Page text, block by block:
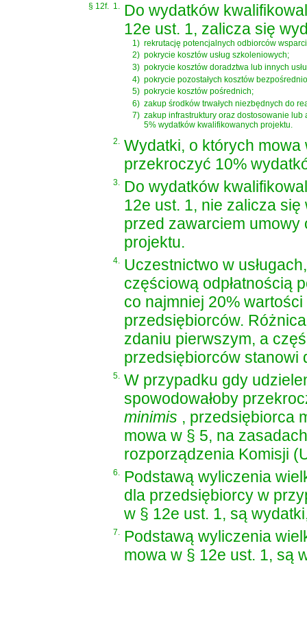
§ 12f. 1.
Do wydatków
12e ust. 1, zalicza się
1) rekrutację potencjalnych odbiorców
2) pokrycie kosztów usług szkoleniowych;
3) pokrycie kosztów doradztwa lub innych
4) pokrycie pozostałych kosztów
5) pokrycie kosztów pośrednich;
6) zakup środków trwałych niezbędnych do
7) zakup infrastruktury oraz dostosowanie
5% wydatków kwalifikowanych projektu.
2. Wydatki, o których mowa
przekroczyć 10%
3. Do wydatków
12e ust. 1, nie zalicza
przed zawarciem
projektu.
4. Uczestnictwo w
częściową odpłatnością
co najmniej 20%
przedsiębiorców.
zdaniu pierwszym, a
przedsiębiorców
5. W przypadku gdy
spowodowałoby
minimis , przedsiębiorca
mowa w § 5, na
rozporządzenia Komisji
6. Podstawą wyliczenia
dla przedsiębiorcy w
w § 12e ust. 1, są
7. Podstawą wyliczenia
mowa w § 12e ust. 1, są